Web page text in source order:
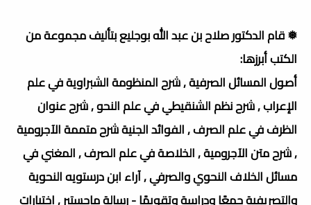
❅ قام الدكتور صلاح بن عبد الله بوجليع بتأليف مجموعة من
الكتب أبرزها:
أصول المسائل الصرفية , شرح المنظومة الشبراوية في علم
الإعراب , شرح نظم الشنقيطي في علم النحو , شرح عنوان
الظرف في علم الصرف , الفوائد الجنية شرح متممة الآجرومية
, شرح متن الآجرومية , الخلاصة في علم الصرف , المغني في
مسائل الخلاف النحوي والصرفي , آراء ابن درستويه النحوية
والتصريفية جمعًا ودراسة وتقويمًا - رسالة ماجستير , اختيارات